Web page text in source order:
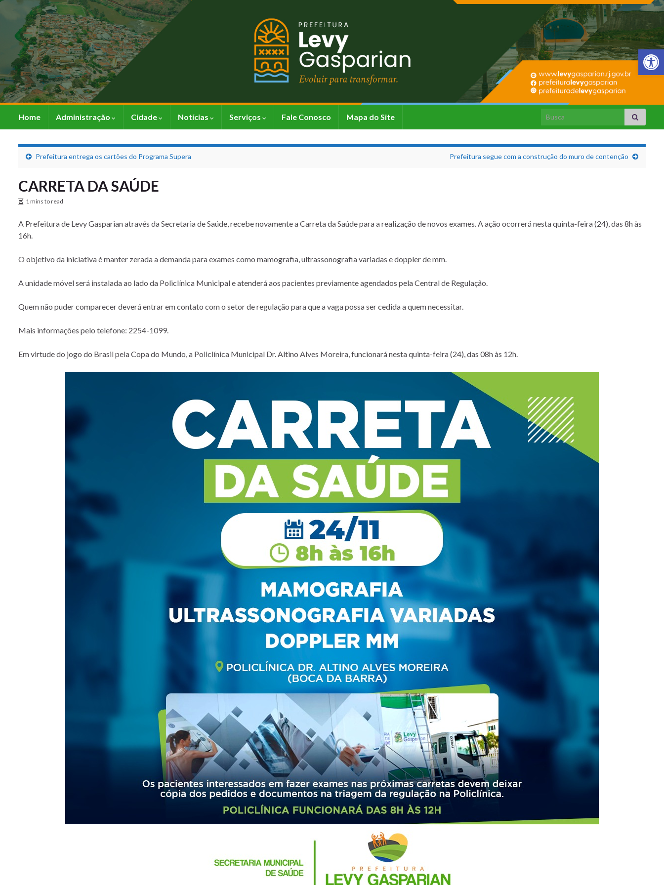
Barra de
Home Administração Cidade Notícias Serviços Fale Conosco Mapa do Site Search for:
Prefeitura entrega os cartões do Programa Supera Prefeitura segue com a construção do muro de contenção
CARRETA DA SAÚDE
1 mins to read
A Prefeitura de Levy Gasparian através da Secretaria de Saúde, recebe novamente a Carreta da Saúde para a realização de novos exames. A ação ocorrerá nesta quinta-feira (24), das 8h às
16h.
O objetivo da iniciativa é manter zerada a demanda para exames como mamografia, ultrassonografia variadas e doppler de mm.
A unidade móvel será instalada ao lado da Policlínica Municipal e atenderá aos pacientes previamente agendados pela Central de Regulação.
Quem não puder comparecer deverá entrar em contato com o setor de regulação para que a vaga possa ser cedida a quem necessitar.
Mais informações pelo telefone: 2254-1099.
Em virtude do jogo do Brasil pela Copa do Mundo, a Policlínica Municipal Dr. Altino Alves Moreira, funcionará nesta quinta-feira (24), das 08h às 12h.